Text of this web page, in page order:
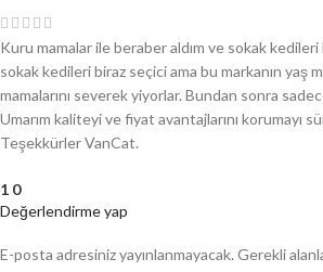
Kuru mamalar ile beraber aldım ve sokak kedileri
sokak kedileri biraz seçici ama bu markanın yaş
mamalarını severek yiyorlar. Bundan sonra
Umarım kaliteyi ve fiyat avantajlarını korumayı
Teşekkürler VanCat.
1 0
Değerlendirme yap
E-posta adresiniz yayınlanmayacak. Gerekli